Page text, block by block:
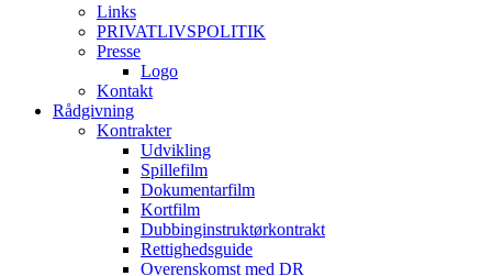
Links
PRIVATLIVSPOLITIK
Presse
Logo
Kontakt
Rådgivning
Kontrakter
Udvikling
Spillefilm
Dokumentarfilm
Kortfilm
Dubbinginstruktørkontrakt
Rettighedsguide
Overenskomst med DR